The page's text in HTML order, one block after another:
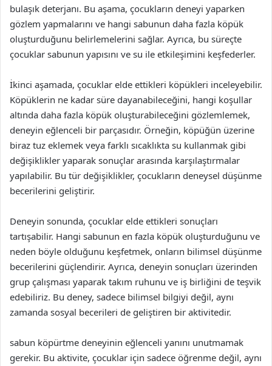
bulaşık deterjanı. Bu aşama, çocukların deneyi yaparken
gözlem yapmalarını ve hangi sabunun daha fazla köpük
oluşturduğunu belirlemelerini sağlar. Ayrıca, bu süreçte
çocuklar sabunun yapısını ve su ile etkileşimini keşfederler.
İkinci aşamada, çocuklar elde ettikleri köpükleri inceleyebilir.
Köpüklerin ne kadar süre dayanabileceğini, hangi koşullar
altında daha fazla köpük oluşturabileceğini gözlemlemek,
deneyin eğlenceli bir parçasıdır. Örneğin, köpüğün üzerine
biraz tuz eklemek veya farklı sıcaklıkta su kullanmak gibi
değişiklikler yaparak sonuçlar arasında karşılaştırmalar
yapılabilir. Bu tür değişiklikler, çocukların deneysel düşünme
becerilerini geliştirir.
Deneyin sonunda, çocuklar elde ettikleri sonuçları
tartışabilir. Hangi sabunun en fazla köpük oluşturduğunu ve
neden böyle olduğunu keşfetmek, onların bilimsel düşünme
becerilerini güçlendirir. Ayrıca, deneyin sonuçları üzerinden
grup çalışması yaparak takım ruhunu ve iş birliğini de teşvik
edebiliriz. Bu deney, sadece bilimsel bilgiyi değil, aynı
zamanda sosyal becerileri de geliştiren bir aktivitedir.
sabun köpürtme deneyinin eğlenceli yanını unutmamak
gerekir. Bu aktivite, çocuklar için sadece öğrenme değil, aynı